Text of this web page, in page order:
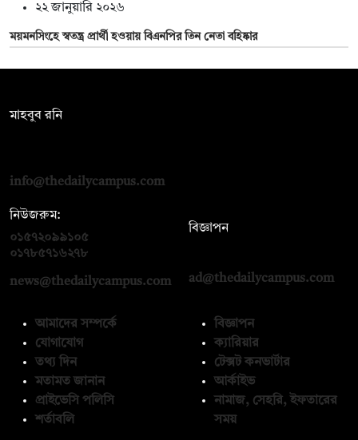
২২ জানুয়ারি ২০২৬
ময়মনসিংহে স্বতন্ত্র প্রার্থী হওয়ায় বিএনপির তিন নেতা বহিষ্কার
মাহবুব রনি
info@thedailycampus.com
নিউজরুম:
০১৫৭২০৯৯১০৫
০১৭৮৫৭১৬২৭৮
news@thedailycampus.com
বিজ্ঞাপন
ad@thedailycampus.com
আমাদের সম্পর্কে
যোগাযোগ
তথ্য দিন
মতামত জানান
প্রাইভেসি পলিসি
শর্তাবলি
বিজ্ঞাপন
ক্যারিয়ার
টেক্সট কনভার্টার
আর্কাইভ
নামাজ, সেহরি, ইফতারের
সময়